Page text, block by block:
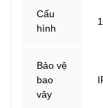
Cấu
hình
Bảo vệ
bao
vây